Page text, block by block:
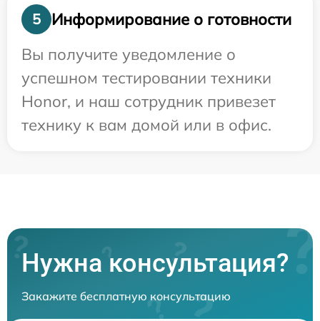
5
Информирование о готовности
Вы получите уведомление о
успешном тестировании техники
Honor, и наш сотрудник привезет
технику к вам домой или в офис.
Нужна консультация?
Закажите бесплатную консультацию